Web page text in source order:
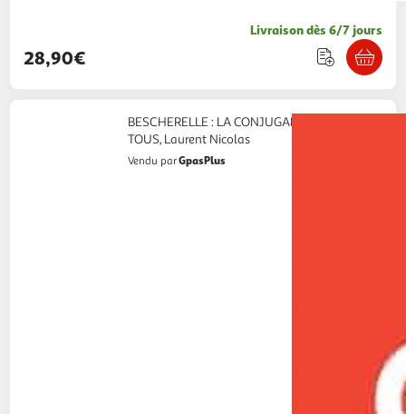
Livraison dès 6/7 jours
28,90€
BESCHERELLE : LA CONJUGAISON POUR
TOUS, Laurent Nicolas
Vendu parGpasPlus